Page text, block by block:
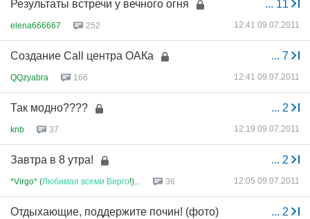
... 11
Результаты встречи у вечного огня
elena666667 252 12:41 09.07.2011
... 7
Создание Call центра ОАКа
QQzyabra 166 12:41 09.07.2011
... 2
Так модно????
knb 37 12:19 09.07.2011
... 2
Завтра в 8 утра!
*Virgo* (Любимая всеми Вирго!)... 36 12:05 09.07.2011
... 2
Отдыхающие, поддержите почин! (фото)